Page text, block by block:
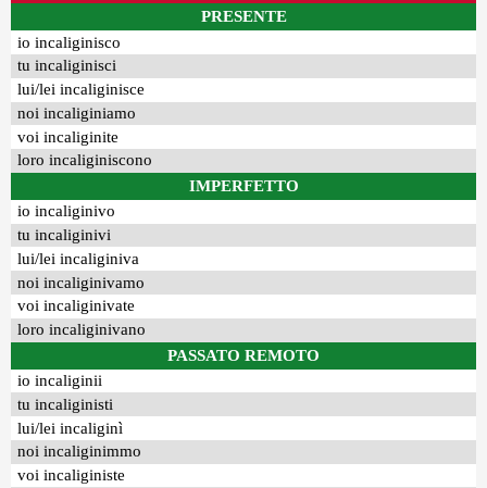
PRESENTE
io incaliginisco
tu incaliginisci
lui/lei incaliginisce
noi incaliginiamo
voi incaliginite
loro incaliginiscono
IMPERFETTO
io incaliginivo
tu incaliginivi
lui/lei incaliginiva
noi incaliginivamo
voi incaliginivate
loro incaliginivano
PASSATO REMOTO
io incaliginii
tu incaliginisti
lui/lei incaliginì
noi incaliginimmo
voi incaliginiste